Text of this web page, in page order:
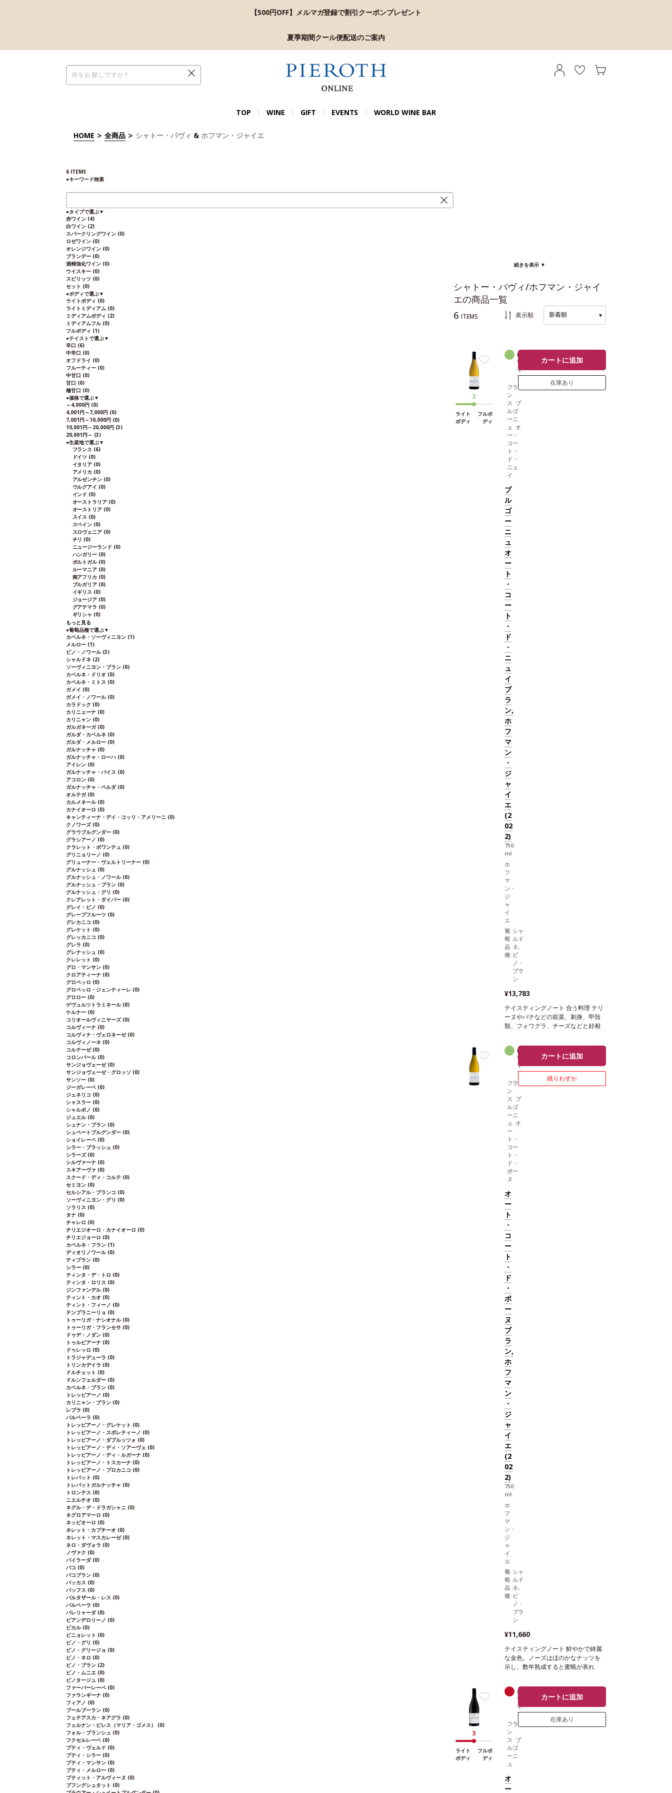
【500円OFF】メルマガ登録で割引クーポンプレゼント
夏季期間クール便配送のご案内
TOP WINE GIFT EVENTS WORLD WINE BAR
HOME > 全商品 > シャトー・パヴィ & ホフマン・ジャイエ
6 ITEMS
●キーワード検索
●タイプで選ぶ▼
赤ワイン (4)
白ワイン (2)
スパークリングワイン (0)
ロゼワイン (0)
オレンジワイン (0)
ブランデー (0)
酒精強化ワイン (0)
ウイスキー (0)
スピリッツ (0)
セット (0)
●ボディで選ぶ▼
ライトボディ (0)
ライトミディアム (0)
ミディアムボディ (2)
ミディアムフル (0)
フルボディ (1)
●テイストで選ぶ▼
辛口 (6)
中辛口 (0)
オフドライ (0)
フルーティー (0)
中甘口 (0)
甘口 (0)
極甘口 (0)
●価格で選ぶ▼
～4,000円 (0)
4,001円～7,000円 (0)
7,001円～10,000円 (0)
10,001円～20,000円 (3)
20,001円～ (3)
●生産地で選ぶ▼
フランス (6)
ドイツ (0)
イタリア (0)
アメリカ (0)
アルゼンチン (0)
ウルグアイ (0)
インド (0)
オーストラリア (0)
オーストリア (0)
スイス (0)
スペイン (0)
スロヴェニア (0)
チリ (0)
ニュージーランド (0)
ハンガリー (0)
ポルトガル (0)
ルーマニア (0)
南アフリカ (0)
ブルガリア (0)
イギリス (0)
ジョージア (0)
グアテマラ (0)
ギリシャ (0)
もっと見る
●葡萄品種で選ぶ▼
カベルネ・ソーヴィニヨン (1)
メルロー (1)
ピノ・ノワール (3)
シャルドネ (2)
ソーヴィニヨン・ブラン (0)
カベルネ・ドリオ (0)
カベルネ・ミトス (0)
ガメイ (0)
ガメイ・ノワール (0)
カラドック (0)
カリニェーナ (0)
カリニャン (0)
ガルガネーガ (0)
ガルダ・カベルネ (0)
ガルダ・メルロー (0)
ガルナッチャ (0)
ガルナッチャ・ローハ (0)
アイレン (0)
ガルナッチャ・パイス (0)
アコロン (0)
ガルナッチャ・ペルダ (0)
オルテガ (0)
カルメネール (0)
カナイオーロ (0)
キャンティーナ・デイ・コッリ・アメリーニ (0)
クノワーズ (0)
グラウブルグンダー (0)
グラシアーノ (0)
クラレット・ボワンテュ (0)
グリニョリーノ (0)
グリューナー・ヴェルトリーナー (0)
グルナッシュ (0)
グルナッシュ・ノワール (0)
グルナッシュ・ブラン (0)
グルナッシュ・グリ (0)
クレアレット・ダイバー (0)
グレイ・ピノ (0)
グレープフルーツ (0)
グレカニコ (0)
グレケット (0)
グレッカニコ (0)
グレラ (0)
グレナッシュ (0)
クレレット (0)
グロ・マンサン (0)
クロアティーナ (0)
グロペッロ (0)
グロペッロ・ジェンティーレ (0)
グロロー (0)
ゲヴュルツトラミネール (0)
ケルナー (0)
コリオールヴィニヤーズ (0)
コルヴィーナ (0)
コルヴィナ・ヴェロネーゼ (0)
コルヴィノーネ (0)
コルテーゼ (0)
コロンバール (0)
サンジョヴェーゼ (0)
サンジョヴェーゼ・グロッソ (0)
サンソー (0)
ジーガレーベ (0)
ジェネリコ (0)
シャスラー (0)
シャルボノ (0)
ジュエル (0)
シュナン・ブラン (0)
シュペートブルグンダー (0)
ショイレーベ (0)
シラー・ブラッシュ (0)
シラーズ (0)
シルヴァーナ (0)
スキアーヴァ (0)
スクード・ディ・コルテ (0)
セミヨン (0)
セルシアル・ブランコ (0)
ソーヴィニヨン・グリ (0)
ソラリス (0)
タナ (0)
チャレロ (0)
チリエジオーロ・カナイオーロ (0)
チリエジョーロ (0)
カベルネ・フラン (1)
ディオリノワール (0)
ティブラン (0)
シラー (0)
ティンタ・デ・トロ (0)
ティンタ・ロリス (0)
ジンファンデル (0)
ティント・カオ (0)
ティント・フィーノ (0)
テンプラニーリョ (0)
トゥーリガ・ナシオナル (0)
トゥーリガ・フランセサ (0)
ドゥデ・ノダン (0)
トゥルビアーナ (0)
ドゥレッロ (0)
トラジャデューラ (0)
トリンカデイラ (0)
ドルチェット (0)
ドルンフェルダー (0)
カベルネ・ブラン (0)
トレッビアーノ (0)
カリニャン・ブラン (0)
レブラ (0)
バルベーラ (0)
トレッビアーノ・グレケット (0)
トレッビアーノ・スポレティーノ (0)
トレッビアーノ・ダブルッツォ (0)
トレッビアーノ・ディ・ソアーヴェ (0)
トレッビアーノ・ディ・ルガーナ (0)
トレッビアーノ・トスカーナ (0)
トレッビアーノ・プロカニコ (0)
トレパット (0)
トレパットガルナッチャ (0)
トロンテス (0)
ニエルチオ (0)
ネグル・デ・ドラガシャニ (0)
ネグロアマーロ (0)
ネッビオーロ (0)
ネレット・カプチーオ (0)
ネレット・マスカレーゼ (0)
ネロ・ダヴォラ (0)
ノヴァク (0)
バイラーダ (0)
バコ (0)
バコブラン (0)
バッカス (0)
バッフス (0)
バルタザール・レス (0)
バルベーラ (0)
パレリャーダ (0)
ピアンデロリーノ (0)
ビカル (0)
ピニョレット (0)
ピノ・グリ (0)
ピノ・グリージョ (0)
ピノ・ネロ (0)
ピノ・ブラン (2)
ピノ・ムニエ (0)
ピノタージュ (0)
ファーバーレーベ (0)
ファランギーナ (0)
フィアノ (0)
ブールブーラン (0)
フェテアスカ・ネアグラ (0)
フェルナン・ピレス（マリア・ゴメス） (0)
フォル・ブランシュ (0)
フクセルレーベ (0)
プティ・ヴェルド (0)
プティ・シラー (0)
プティ・マンサン (0)
プティ・メルロー (0)
プティット・アルヴィーヌ (0)
プフングシュタット (0)
続きを表示 ▼
シャトー・パヴィ/ホフマン・ジャイ
エの商品一覧
6 ITEMS 表示順 新着順 ▼
3
ライト
ボディ
フルボ
ディ
白
ワ
イ
ン
フラ
ン
ス ブ
ルゴ
ーニ
ュ オ
ー・
コー
ト・
ド・
ニュ
イ
ブ
ル
ゴ
ー
ニ
ュ
オ
ー
ト
・
コ
ー
ト
・
ド
・
ニ
ュ
イ
ブ
ラ
ン,
ホ
フ
マ
ン
・
ジ
ャ
イ
エ
(2
02
2)
750
ml
ホ
フ
マ
ン・
ジ
ャ
イ
エ
葡
萄
品
種:
シャ
ルド
ネ,
ピ
ノ・
ブラ
ン
¥13,783
カートに追加
在庫あり
テイスティングノート 合う料理 テリ
ーヌやパテなどの前菜、刺身、甲殻
類、フォワグラ、チーズなどと好相
ブラン 30%*本ヴィンテージが在庫
切れの場合、在庫があり価格が同様
の場合は自動的に次のヴィンテージ
に変更されます、ご了承ください。
白
ワ
イ
ン
フラ
ン
ス ブ
ルゴ
ーニ
ュ オ
ー
ト・
コー
ト・
ド・
ボー
ヌ
オ
ー
ト
・
コ
ー
ト
・
ド
・
ボ
ー
ヌ
ブ
ラ
ン,
ホ
フ
マ
ン
・
ジ
ャ
イ
エ
(2
02
2)
750
ml
ホ
フ
マ
ン・
ジ
ャ
イ
エ
葡
萄
品
種:
シャ
ルド
ネ,
ピ
ノ・
ブラ
ン
¥11,660
カートに追加
残りわずか
テイスティングノート 鮮やかで綺麗
な金色。ノーズはほのかなナッツを
示し、数年熟成すると蜜蝋が表れ
ドパレットまで続き、たっぷりのウ
エイトと魅力的な口当たりを感じ、
成熟した上質な酸味を含むフィニッ
シュへと導かれる。合う料理野菜の
前菜、サラダ、刺身やカルパッチョ
などと好相性葡萄品種シャルドネ 7
0%、ピノ・ブラン 30%
ージが在庫切れの場合、在庫があり
価格が同様の場合は自動的に次のヴ
ィンテージに変更されます、ご了承
ください。
3
ライト
ボディ
フルボ
ディ
赤
ワ
イ
ン
フラ
ン
ス ブ
ルゴ
ーニ
ュ
オ
ー
カートに追加
在庫あり